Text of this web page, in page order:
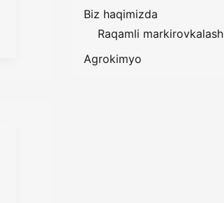
Biz haqimizda
Raqamli markirovkalash
Agrokimyo